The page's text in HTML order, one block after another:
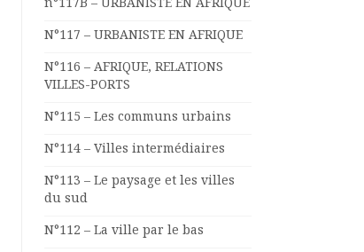
N°117 – URBANISTE EN AFRIQUE
N°116 – AFRIQUE, RELATIONS
VILLES-PORTS
N°115 – Les communs urbains
N°114 – Villes intermédiaires
N°113 – Le paysage et les villes
du sud
N°112 – La ville par le bas